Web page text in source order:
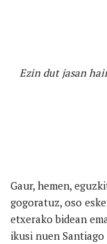
Ezin dut jasan
Gaur, hemen,
gogoratuz, oso
etxerako bidean
ikusi nuen